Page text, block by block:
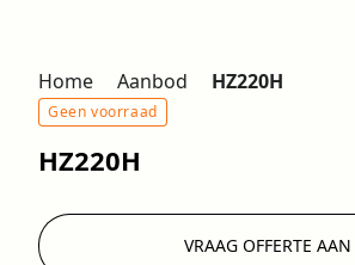
Home Aanbod HZ220H
Geen voorraad
HZ220H
VRAAG OFFERTE AAN